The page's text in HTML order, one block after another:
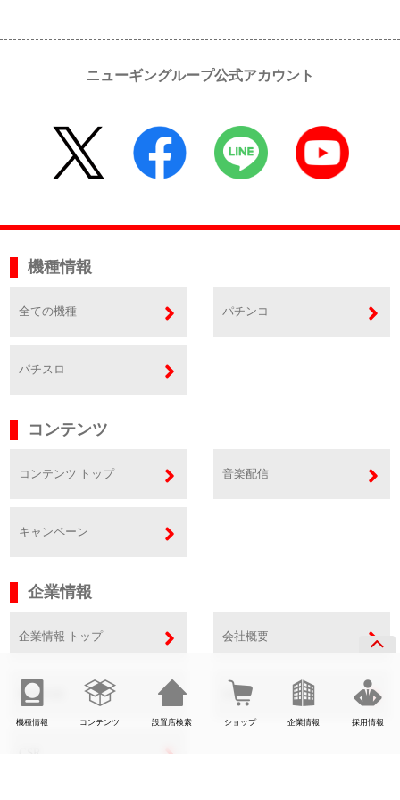
機種情報 コンテンツ 設置店検索 ショップ 企業情報 採用情報
ニューギングループ公式アカウント
機種情報
全ての機種 パチンコ
パチスロ
コンテンツ
コンテンツ トップ 音楽配信
キャンペーン
企業情報
企業情報 トップ 会社概要
事業内容 SDGs